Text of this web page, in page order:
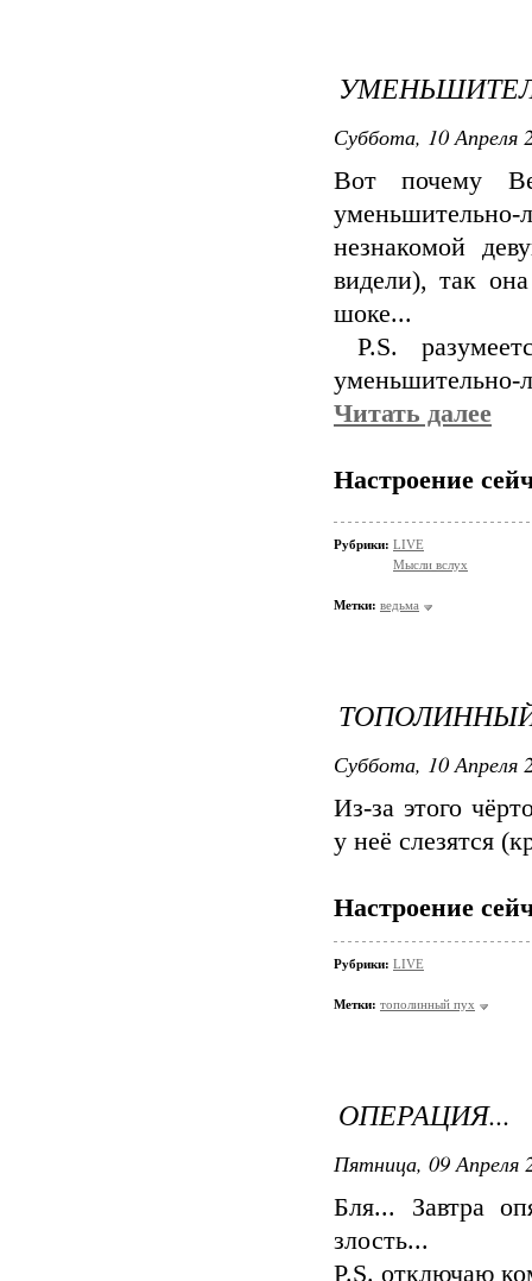
Суббота, 10 Апреля
Вот почему
уменьшительно-
незнакомой
видели), так
шоке...
P.S.
уменьшительно-
Читать далее
Настроение
Рубрики: LIVE
Мысли вслух
Метки: ведьма
Суббота, 10 Апреля
Из-за этого
у неё слезятся
Настроение
Рубрики: LIVE
Метки: тополинный пух
ОПЕРАЦИЯ...
Пятница, 09 Апреля
Бля... Завтра
злость...
P.S. отключаю